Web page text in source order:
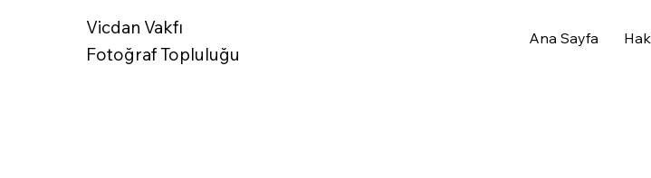
Vicdan Vakfı
Fotoğraf Topluluğu
Ana Sayfa